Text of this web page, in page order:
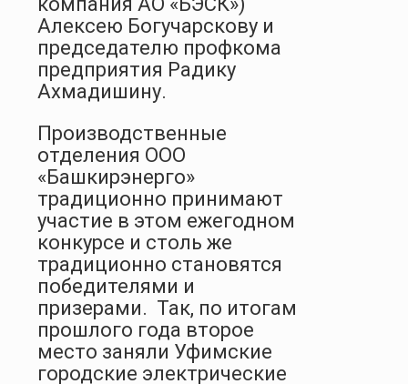
Алексею Богучарскову и
председателю профкома
предприятия Радику
Ахмадишину.
Производственные
отделения ООО
«Башкирэнерго»
традиционно принимают
участие в этом ежегодном
конкурсе и столь же
традиционно становятся
победителями и
призерами. Так, по итогам
прошлого года второе
место заняли Уфимские
городские электрические